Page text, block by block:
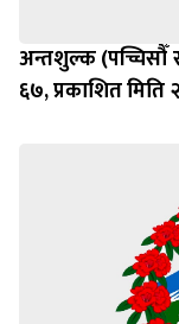
अन्तशुल्क (पच्चिसौँ
६७, प्रकाशित